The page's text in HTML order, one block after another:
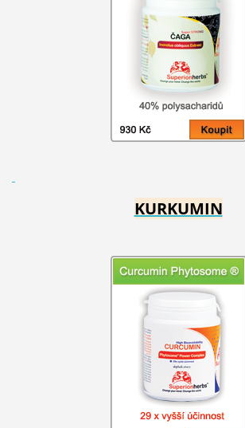
KURKUMIN